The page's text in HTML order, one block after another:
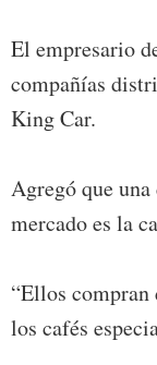
El empresario
compañías
King Car.
Agregó que una
mercado es la
“Ellos compran
los cafés